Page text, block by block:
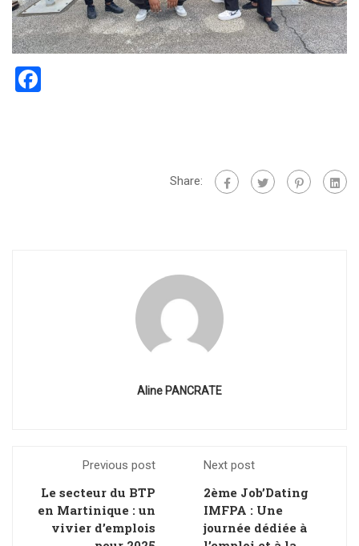
Share:
Aline PANCRATE
Previous post
Le secteur du BTP
en Martinique : un
vivier d’emplois
Next post
2ème Job’Dating
IMFPA : Une
journée dédiée à